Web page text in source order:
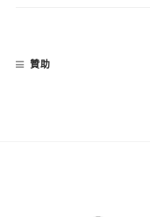
贊助